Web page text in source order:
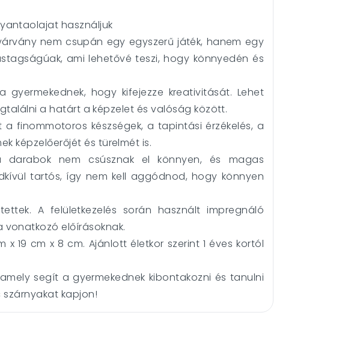
használjuk
nem csupán egy egyszerű játék, hanem egy
ami lehetővé teszi, hogy könnyedén és
hogy kifejezze kreativitását. Lehet
a határt a képzelet és valóság között.
finommotoros készségek, a tapintási érzékelés, a
képzelőerőjét és türelmét is.
darabok nem csúsznak el könnyen, és magas
tartós, így nem kell aggódnod, hogy könnyen
A felületkezelés során használt impregnáló
előírásoknak.
19 cm x 8 cm. Ajánlott életkor szerint 1 éves kortól
segít a gyermekednek kibontakozni és tanulni
kapjon!